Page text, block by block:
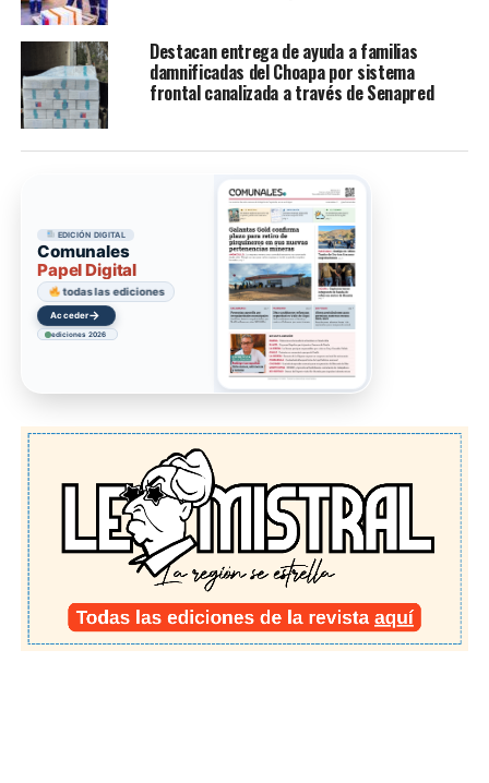
Destacan entrega de ayuda a familias
damnificadas del Choapa por sistema
frontal canalizada a través de Senapred
EDICIÓN DIGITAL
Comunales
Papel Digital
todas las ediciones
Acceder→
ediciones 2026